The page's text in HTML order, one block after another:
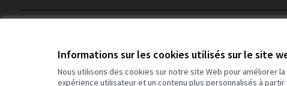
Informations sur les cookies utilisés sur le site
Nous utilisons des cookies sur notre site Web pour améliorer
expérience utilisateur et un contenu plus personnalisés à partir